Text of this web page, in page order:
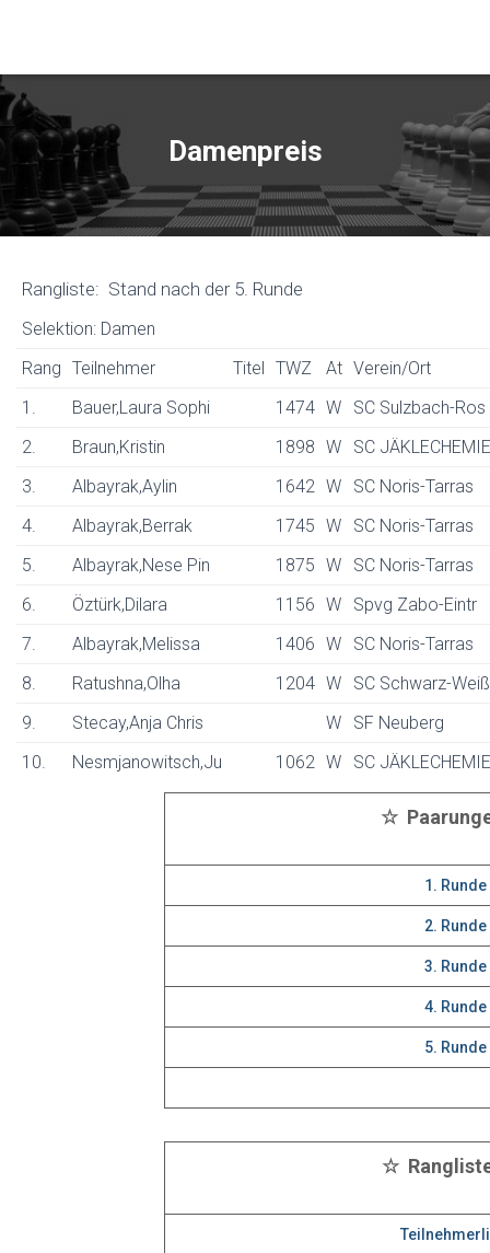
Damenpreis
Rangliste: Stand nach der 5. Runde
Selektion: Damen
Rang Teilnehmer Titel TWZ At Verein/Ort
1.
Bauer,Laura Sophi 1474 W
SC Sulzbach-Ros
2.
Braun,Kristin 1898 W
SC
3.
Albayrak,Aylin 1642 W
SC Noris-Tarras
4.
Albayrak,Berrak 1745 W
SC Noris-Tarras
5.
Albayrak,Nese Pin 1875 W
SC Noris-Tarras
6.
Öztürk,Dilara 1156 W
Spvg Zabo-Eintr
7.
Albayrak,Melissa 1406 W
SC Noris-Tarras
8.
Ratushna,Olha 1204 W
SC Schwarz-Weiß
9.
Stecay,Anja Chris W
SF Neuberg
10.
Nesmjanowitsch,Ju 1062 W SC
☆
1. Runde
2. Runde
3. Runde
4. Runde
5. Runde
☆